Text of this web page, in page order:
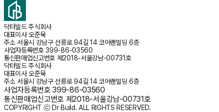
닥터빌드 주식회사
대표이사오준묵
주소 서울시 강남구 선릉로 94길 14 코어랜빌딩 6층
사업자등록번호 399-86-03560
통신판매업신고번호 제2018-서울강남-00731호
닥터빌드 주식회사
대표이사오준묵
주소 서울시 강남구 선릉로 94길 14 코어랜빌딩 6층
사업자등록번호 399-86-03560
통신판매업신고번호 제2018-서울강남-00731호
COPYRIGHT ⓒ Dr Build. ALL RIGHTS RESERVED.